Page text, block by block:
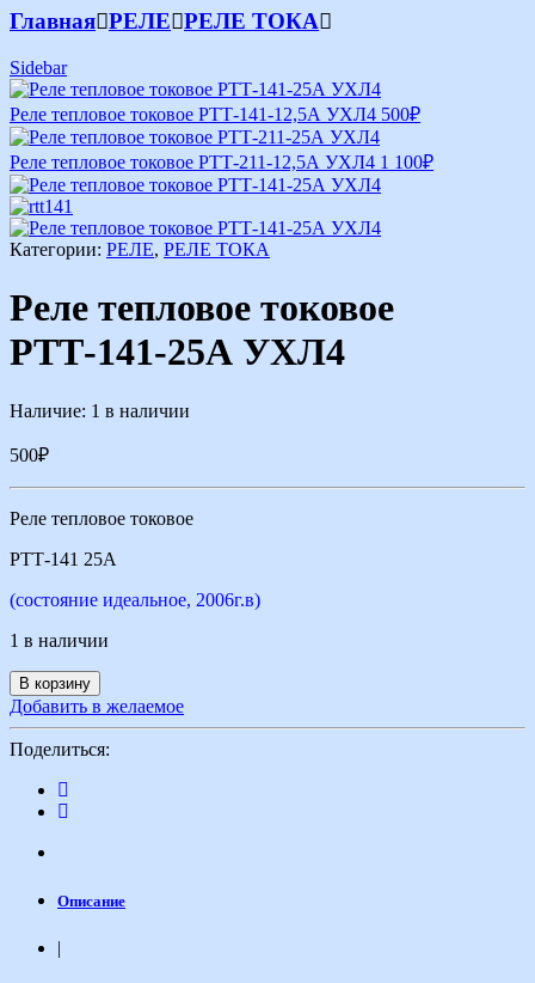
Главная РЕЛЕ РЕЛЕ ТОКА
Sidebar
Реле тепловое токовое РТТ-141-12,5А УХЛ4 500₽
Реле тепловое токовое РТТ-211-12,5А УХЛ4 1 100₽
Категории: РЕЛЕ, РЕЛЕ ТОКА
Реле тепловое токовое
РТТ-141-25А УХЛ4
Наличие: 1 в наличии
500₽
Реле тепловое токовое
РТТ-141 25А
(состояние идеальное, 2006г.в)
1 в наличии
В корзину
Добавить в желаемое
Поделиться:
Описание
|